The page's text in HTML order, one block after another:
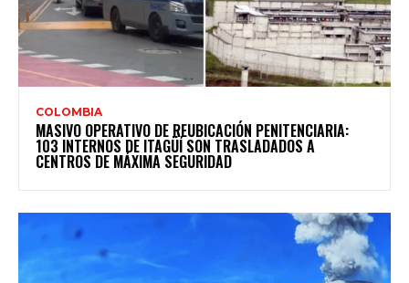
COLOMBIA
MASIVO OPERATIVO DE REUBICACIÓN PENITENCIARIA:
103 INTERNOS DE ITAGÜÍ SON TRASLADADOS A
CENTROS DE MÁXIMA SEGURIDAD